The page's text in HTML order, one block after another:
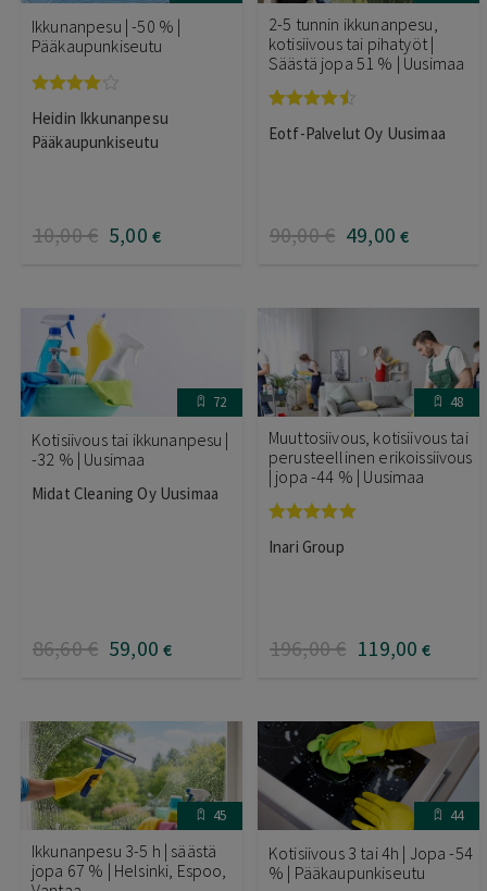
Ikkunanpesu | -50 % |
Pääkaupunkiseutu
tuotteesta:
4.00 / 5
Heidin Ikkunanpesu
Pääkaupunkiseutu
10,00€ 5,00 €
2-5 tunnin ikkunanpesu,
kotisiivous tai pihatyöt |
Säästä jopa 51 % | Uusimaa
tuotteesta:
Eotf-Palvelut Oy Uusimaa
90,00€ 49,00 €
72
Kotisiivous tai ikkunanpesu |
-32 % | Uusimaa
Midat Cleaning Oy Uusimaa
86,60€ 59,00 €
48
Muuttosiivous, kotisiivous tai
perusteellinen erikoissiivous
| jopa -44 % | Uusimaa
tuotteesta:
Inari Group
196,00€ 119,00 €
45
Ikkunanpesu 3-5 h | säästä
jopa 67 % | Helsinki, Espoo,
44
Kotisiivous 3 tai 4h | Jopa -54
% | Pääkaupunkiseutu